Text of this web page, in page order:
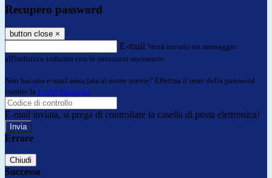
Recupero password
button close ×
E-mail Verrà inviato un messaggio
all'indirizzo indicato con le istruzioni necessarie.
Non hai una e-mail associata al nome utente? Effettua il reset della password
tramite la Login Spaggiari
E-mail inviata, si prega di controllare la casella di posta elettronica!
Errore
Chiudi
Successo